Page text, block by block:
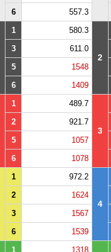
6 557.3
1 580.3
2
3 611.0
5 1548
6 1409
1 489.7
3
2 921.7
5 1057
6 1078
1 972.2
4
2 1624
3 1567
6 1539
1 1318